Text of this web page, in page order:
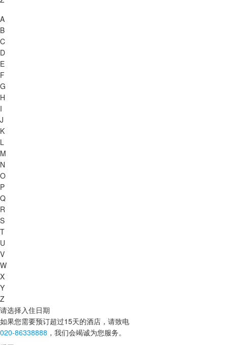
A
B
C
D
E
F
G
H
I
J
K
L
M
N
O
P
Q
R
S
T
U
V
W
X
Y
Z
请选择入住日期
如果您需要预订超过15天的酒店，请致电
020-86338888 ，我们会竭诚为您服务。